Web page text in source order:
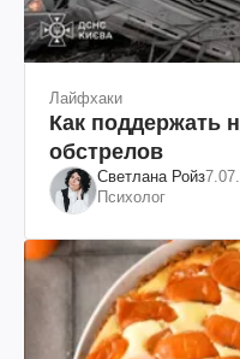
Лайфхаки
Как поддержать
обстрелов
Светлана Ройз
Психолог